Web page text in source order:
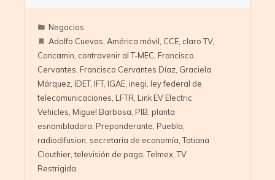
Negocios
Adolfo Cuevas América móvil CCE claro TV,
Concamin contravenir al T-MEC Francisco
Cervantes Francisco Cervantes Díaz Graciela
Márquez IDET, IFT, IGAE inegi ley federal de
telecomunicaciones LFTR Link EV Electric
Vehicles Miguel Barbosa PIB planta
esnambladora Preponderante Puebla
radiodifusion secretaria de economía ,Tatiana
Clouthier ,televisión de paga ,Telmex ,TV
Restrigida